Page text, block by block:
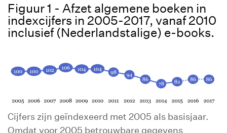
Figuur 1 - Afzet algemene boeken in
indexcijfers in 2005-2017, vanaf 2010
inclusief (Nederlandstalige) e-books.
Cijfers zijn geïndexeerd met 2005 als basisjaar.
Omdat voor 2005 betrouwbare gegevens